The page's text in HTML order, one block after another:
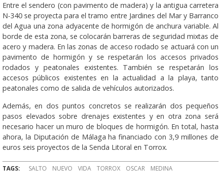
​Entre el sendero (con pavimento de madera) y la antigua carretera
N-340 se proyecta para el tramo entre Jardines del Mar y Barranco
del Agua una zona adyacente de hormigón de anchura variable. Al
borde de esta zona, se colocarán barreras de seguridad mixtas de
acero y madera. En las zonas de acceso rodado se actuará con un
pavimento de hormigón y se respetarán los accesos privados
rodados y peatonales existentes. También se respetarán los
accesos públicos existentes en la actualidad a la playa, tanto
peatonales como de salida de vehículos autorizados.
Además, en dos puntos concretos se realizarán dos pequeños
pasos elevados sobre drenajes existentes y en otra zona será
necesario hacer un muro de bloques de hormigón. En total, hasta
ahora, la Diputación de Málaga ha financiado con 3,9 millones de
euros seis proyectos de la Senda Litoral en Torrox.
TAGS: SALTO NUEVO VIDA TORROX OSCAR MEDINA